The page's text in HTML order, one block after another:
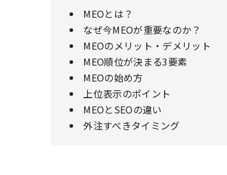
MEOとは？
なぜ今MEOが重要なのか？
MEOのメリット・デメリット
MEO順位が決まる3要素
MEOの始め方
上位表示のポイント
MEOとSEOの違い
外注すべきタイミング